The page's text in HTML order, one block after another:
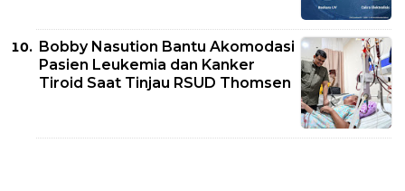
Bobby Nasution Bantu Akomodasi
Pasien Leukemia dan Kanker
Tiroid Saat Tinjau RSUD Thomsen